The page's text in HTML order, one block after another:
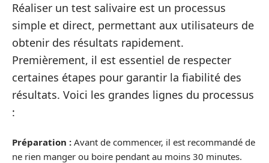
Réaliser un test salivaire est un processus
simple et direct, permettant aux utilisateurs de
obtenir des résultats rapidement.
Premièrement, il est essentiel de respecter
certaines étapes pour garantir la fiabilité des
résultats. Voici les grandes lignes du processus
:
Préparation : Avant de commencer, il est recommandé de
ne rien manger ou boire pendant au moins 30 minutes.